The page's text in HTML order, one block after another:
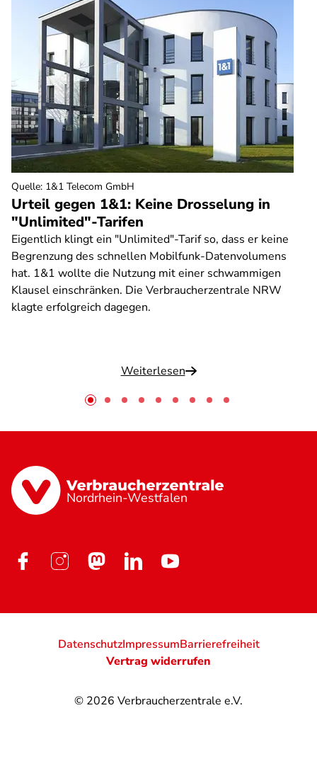
Urteil gegen 1&1: Keine Drosselung in
"Unlimited"-Tarifen
Eigentlich klingt ein "Unlimited"-Tarif so, dass er keine
Begrenzung des schnellen Mobilfunk-Datenvolumens
hat. 1&1 wollte die Nutzung mit einer schwammigen
Klausel einschränken. Die Verbraucherzentrale NRW
klagte erfolgreich dagegen.
Weiterlesen
Quelle: 1&1 Telecom GmbH
Nordrhein-Westfalen
© 2026 Verbraucherzentrale e.V.
DatenschutzImpressumBarrierefreiheit
Vertrag widerrufen